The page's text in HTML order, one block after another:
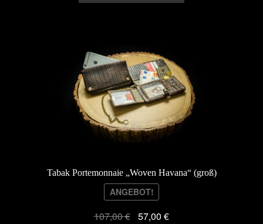
Tabak Portemonnaie „Woven Havana“ (groß)
ANGEBOT!
107,00€ 57,00€